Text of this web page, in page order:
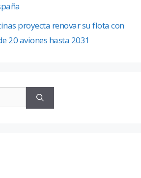
proyecta renovar su flota con
20 aviones hasta 2031